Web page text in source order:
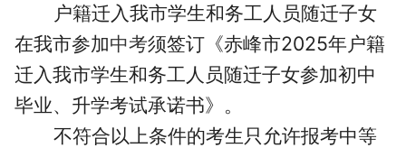
户籍迁入我市学生和务工人员随迁子女
在我市参加中考须签订《赤峰市2025年户籍
迁入我市学生和务工人员随迁子女参加初中
毕业、升学考试承诺书》。
不符合以上条件的考生只允许报考中等